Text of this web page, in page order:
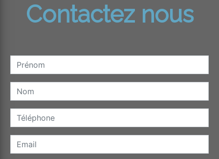
Contactez nous